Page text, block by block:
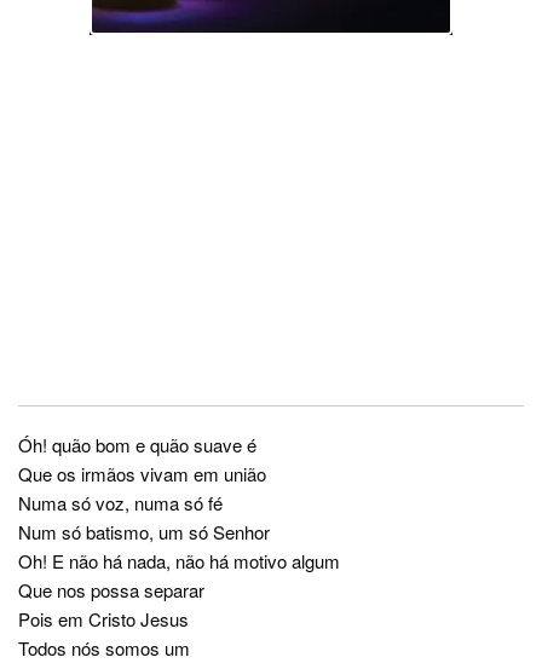
Óh! quão bom e quão suave é
Que os irmãos vivam em união
Numa só voz, numa só fé
Num só batismo, um só Senhor
Oh! E não há nada, não há motivo algum
Que nos possa separar
Pois em Cristo Jesus
Todos nós somos um